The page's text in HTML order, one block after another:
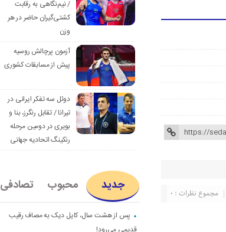
مجموع نظرات : 0
/ نیم‌نگاهی به رقابت
کشتی‌گیران حاضر در هر
وزن
آزمون پرچالش روسیه
پیش از مسابقات کشوری
دوئل سه تفکر ایرانی در
تیرانا / تقابل رنگرز، بنا و
بویری در دومین مرحله
رنکینگ اتحادیه جهانی
جدید محبوب تصادفی
پس از هشت سال، کایل دیک به مصاف رقیب
قدیمی می‌رود!